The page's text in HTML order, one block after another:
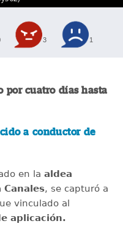
3 1
por cuatro días hasta
a conductor de
en la aldea
Canales, se capturó a
vinculado al
aplicación.